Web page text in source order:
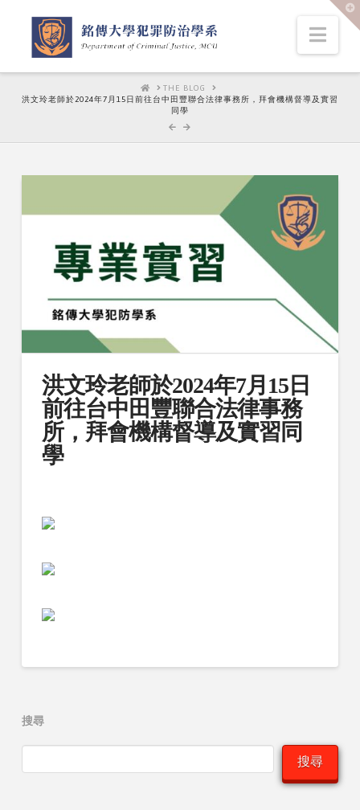
HOME
THE BLOG
洪文玲老師於2024年7月15日前往台中田豐聯合法律事務所，拜會機構督導及實習
同學
洪文玲老師於2024年7月15日
前往台中田豐聯合法律事務
所，拜會機構督導及實習同
學
搜尋
搜尋